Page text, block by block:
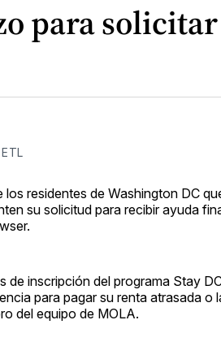
para
residentes de Washington DC
su solicitud para recibir ayuda
inscripción del programa Stay
para pagar su renta atrasada o
del equipo de MOLA.